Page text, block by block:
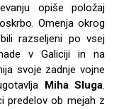
opiše položaj
Omenja okrog
razseljeni po vsej
v Galiciji in na
svoje zadnje vojne
Miha Sluga.
predelov ob mejah z